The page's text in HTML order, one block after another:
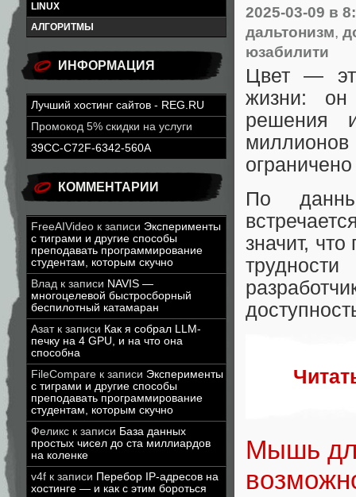
LINUX
АЛГОРИТМЫ
ИНФОРМАЦИЯ
Лучший хостинг сайтов - REG.RU
Промокод 5% скидки на услуги
39CC-C72F-6342-560A
КОММЕНТАРИИ
FreeAIVideo к записи Эксперименты
с тиграми и другие способы
преподавать программирование
студентам, которым скучно
Влад к записи NAVIS —
многоцелевой быстросборный
беспилотный катамаран
Азатк записи Как я собрал LLM-
печку на 4 GPU, и на что она
способна
FileCompare к записи Эксперименты
с тиграми и другие способы
преподавать программирование
студентам, которым скучно
Феликс к записи База данных
простых чисел до ста миллиардов
на коленке
v4f к записи Перебор IP-адресов на
хостинге — и как с этим бороться
2025-03-09 в
дальтонизм,
юзабилити
Цвет —
жизни: он
решения
По
значит,
Мышь